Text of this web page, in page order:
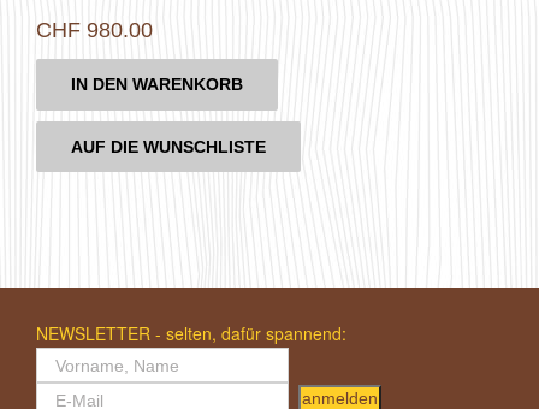
CHF 980.00
IN DEN WARENKORB
AUF DIE WUNSCHLISTE
NEWSLETTER - selten, dafür spannend:
anmelden